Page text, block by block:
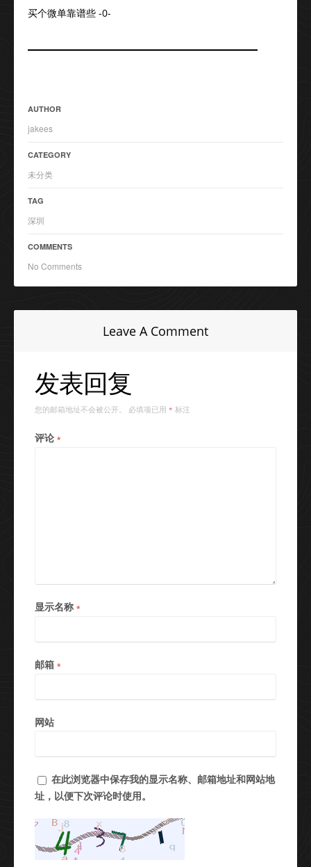
买个微单靠谱些 -0-
AUTHOR
jakees
CATEGORY
未分类
TAG
深圳
COMMENTS
No Comments
Leave A Comment
发表回复
您的邮箱地址不会被公开。 必填项已用 * 标注
评论 *
显示名称 *
邮箱 *
网站
在此浏览器中保存我的显示名称、邮箱地址和网站地
址，以便下次评论时使用。